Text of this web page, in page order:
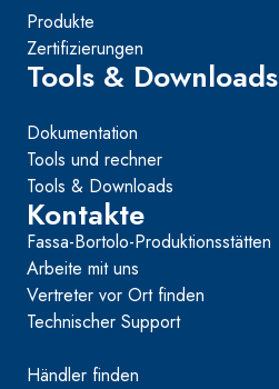
Produkte
Zertifizierungen
Tools & Downloads
Dokumentation
Tools und rechner
Tools & Downloads
Kontakte
Fassa-Bortolo-Produktionsstätten
Arbeite mit uns
Vertreter vor Ort finden
Technischer Support
Händler finden